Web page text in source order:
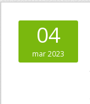
04
mar 2023